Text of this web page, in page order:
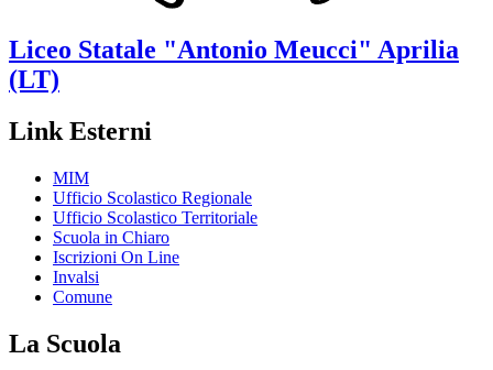
Liceo Statale "Antonio Meucci" Aprilia
(LT)
Link Esterni
MIM
Ufficio Scolastico Regionale
Ufficio Scolastico Territoriale
Scuola in Chiaro
Iscrizioni On Line
Invalsi
Comune
La Scuola